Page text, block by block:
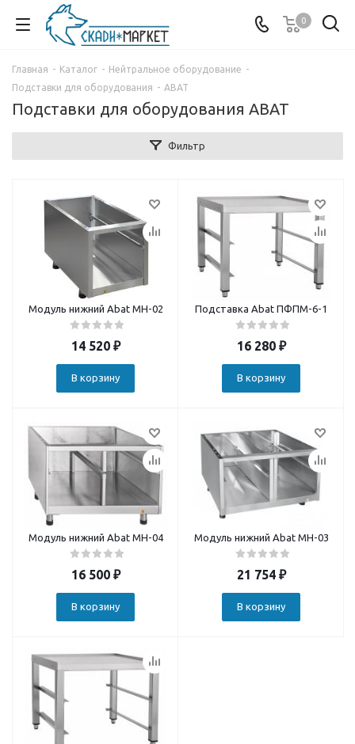
0
Главная - Каталог - Нейтральное оборудование -
Подставки для оборудования - ABAT
Подставки для оборудования ABAT
Фильтр
Модуль нижний Abat МН-02
14 520₽
В корзину
Подставка Abat ПФПМ-6-1
16 280₽
В корзину
Модуль нижний Abat МН-04
16 500₽
В корзину
Модуль нижний Abat МН-03
21 754₽
В корзину